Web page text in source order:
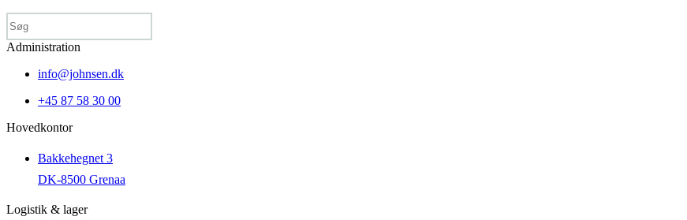
Administration
info@johnsen.dk
+45 87 58 30 00
Hovedkontor
Bakkehegnet 3
DK-8500 Grenaa
Logistik & lager